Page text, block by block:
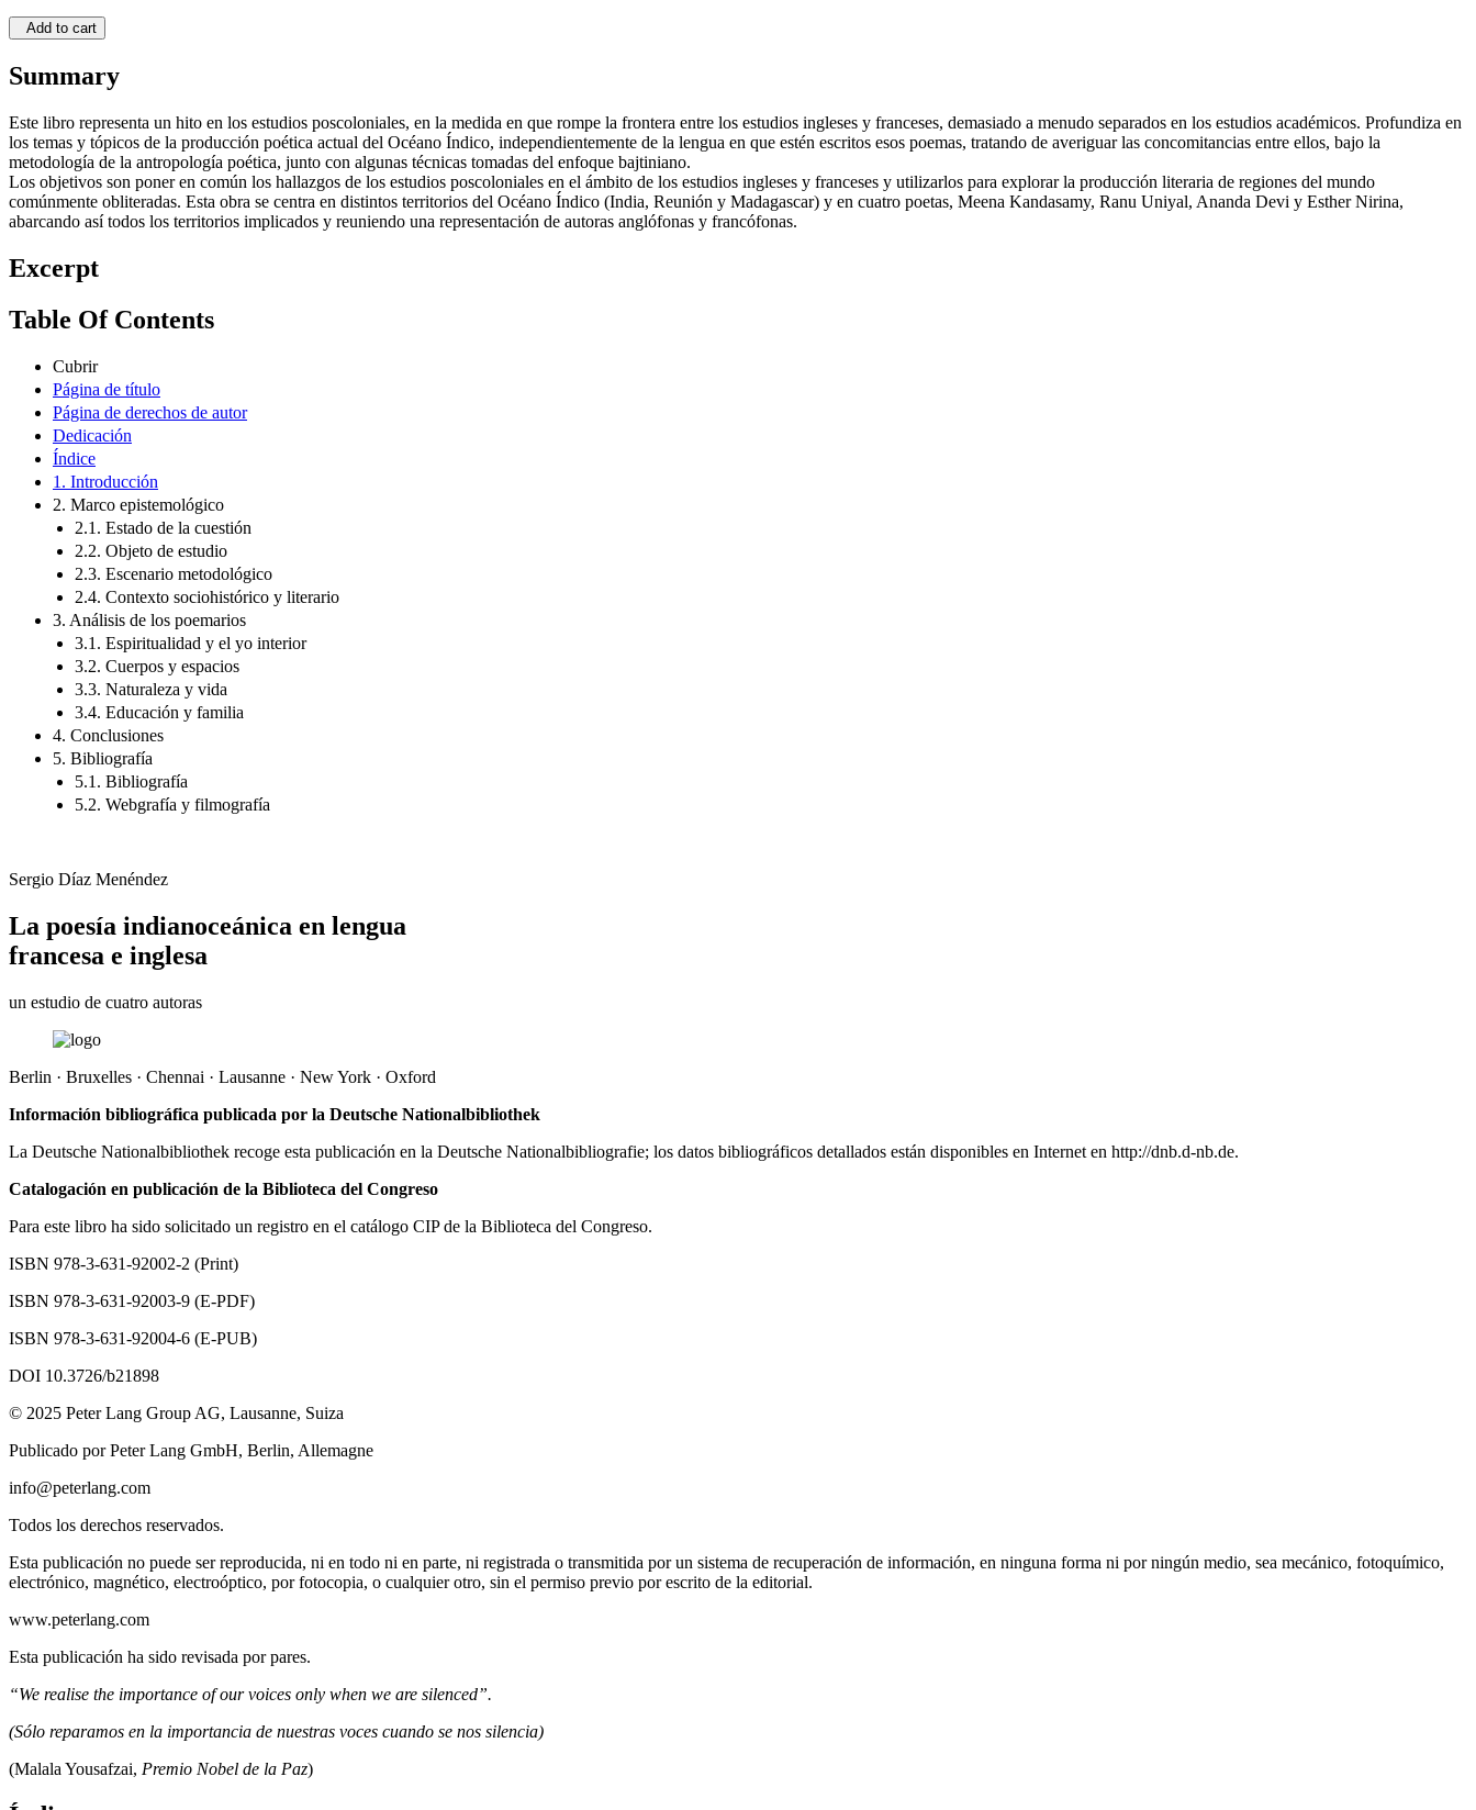
Add to cart
Summary
Este libro representa un hito en los estudios poscoloniales, en la medida en que rompe la frontera entre los estudios ingleses y franceses, demasiado a menudo separados en los estudios académicos. Profundiza en
los temas y tópicos de la producción poética actual del Océano Índico, independientemente de la lengua en que estén escritos esos poemas, tratando de averiguar las concomitancias entre ellos, bajo la
metodología de la antropología poética, junto con algunas técnicas tomadas del enfoque bajtiniano.
Los objetivos son poner en común los hallazgos de los estudios poscoloniales en el ámbito de los estudios ingleses y franceses y utilizarlos para explorar la producción literaria de regiones del mundo
comúnmente obliteradas. Esta obra se centra en distintos territorios del Océano Índico (India, Reunión y Madagascar) y en cuatro poetas, Meena Kandasamy, Ranu Uniyal, Ananda Devi y Esther Nirina,
abarcando así todos los territorios implicados y reuniendo una representación de autoras anglófonas y francófonas.
Excerpt
Table Of Contents
Cubrir
Página de título
Página de derechos de autor
Dedicación
Índice
1. Introducción
2. Marco epistemológico
2.1. Estado de la cuestión
2.2. Objeto de estudio
2.3. Escenario metodológico
2.4. Contexto sociohistórico y literario
3. Análisis de los poemarios
3.1. Espiritualidad y el yo interior
3.2. Cuerpos y espacios
3.3. Naturaleza y vida
3.4. Educación y familia
4. Conclusiones
5. Bibliografía
5.1. Bibliografía
5.2. Webgrafía y filmografía
Sergio Díaz Menéndez
La poesía indianoceánica en lengua
francesa e inglesa
un estudio de cuatro autoras
Berlin · Bruxelles · Chennai · Lausanne · New York · Oxford
Información bibliográfica publicada por la Deutsche Nationalbibliothek
La Deutsche Nationalbibliothek recoge esta publicación en la Deutsche Nationalbibliografie; los datos bibliográficos detallados están disponibles en Internet en http://dnb.d-nb.de.
Catalogación en publicación de la Biblioteca del Congreso
Para este libro ha sido solicitado un registro en el catálogo CIP de la Biblioteca del Congreso.
ISBN 978-3-631-92002-2 (Print)
ISBN 978-3-631-92003-9 (E-PDF)
ISBN 978-3-631-92004-6 (E-PUB)
DOI 10.3726/b21898
© 2025 Peter Lang Group AG, Lausanne, Suiza
Publicado por Peter Lang GmbH, Berlin, Allemagne
info@peterlang.com
Todos los derechos reservados.
Esta publicación no puede ser reproducida, ni en todo ni en parte, ni registrada o transmitida por un sistema de recuperación de información, en ninguna forma ni por ningún medio, sea mecánico, fotoquímico,
electrónico, magnético, electroóptico, por fotocopia, o cualquier otro, sin el permiso previo por escrito de la editorial.
www.peterlang.com
Esta publicación ha sido revisada por pares.
“We realise the importance of our voices only when we are silenced”.
(Sólo reparamos en la importancia de nuestras voces cuando se nos silencia)
(Malala Yousafzai, Premio Nobel de la Paz)